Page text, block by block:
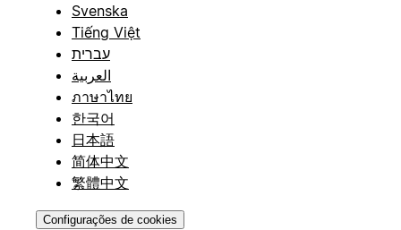
Svenska
Tiếng Việt
עברית
العربية
ภาษาไทย
한국어
日本語
简体中文
繁體中文
Configurações de cookies